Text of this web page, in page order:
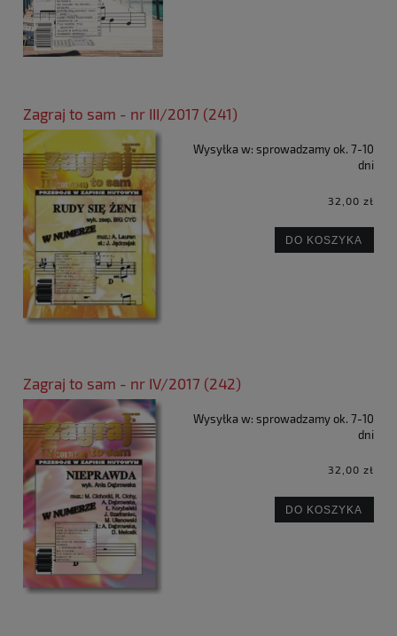
Zagraj to sam - nr III/2017 (241)
Wysyłka w: sprowadzamy ok. 7-10
dni
32,00 zł
DO KOSZYKA
Zagraj to sam - nr IV/2017 (242)
Wysyłka w: sprowadzamy ok. 7-10
dni
32,00 zł
DO KOSZYKA